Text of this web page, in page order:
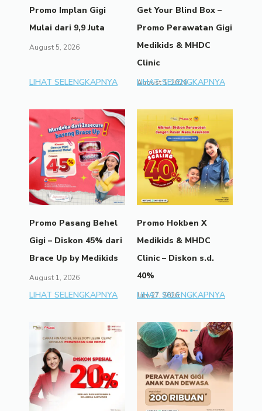
Promo Implan Gigi
Mulai dari 9,9 Juta
August 5, 2026
LIHAT SELENGKAPNYA
Get Your Blind Box –
Promo Perawatan Gigi
Medikids & MHDC
Clinic
August 1, 2026
LIHAT SELENGKAPNYA
Promo Pasang Behel
Gigi – Diskon 45% dari
Brace Up by Medikids
August 1, 2026
LIHAT SELENGKAPNYA
Promo Hokben X
Medikids & MHDC
Clinic – Diskon s.d.
40%
July 27, 2026
LIHAT SELENGKAPNYA